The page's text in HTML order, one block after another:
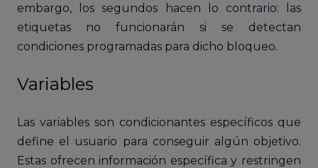
embargo, los segundos hacen lo contrario: las
etiquetas no funcionarán si se detectan
condiciones programadas para dicho bloqueo.
Variables
Las variables son condicionantes específicos que
define el usuario para conseguir algún objetivo.
Estas ofrecen información específica y restringen